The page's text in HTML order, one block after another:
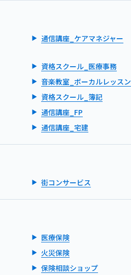
通信講座_ケアマネジャー
資格スクール_医療事務
音楽教室_ボーカルレッスン
資格スクール_簿記
通信講座_FP
通信講座_宅建
街コンサービス
医療保険
火災保険
保険相談ショップ